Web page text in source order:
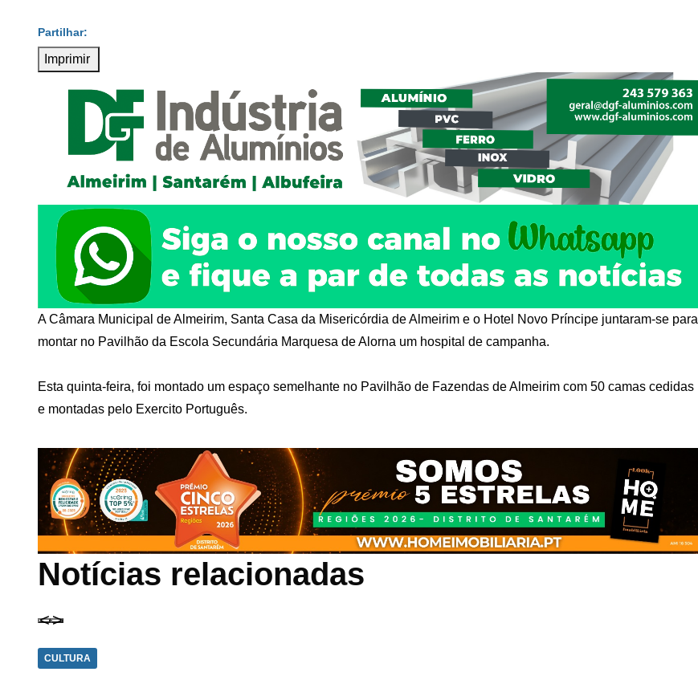
Imprimir
A Câmara Municipal de Almeirim, Santa Casa da Misericórdia de Almeirim e o Hotel Novo Príncipe juntaram-se para
montar no Pavilhão da Escola Secundária Marquesa de Alorna um hospital de campanha.
Esta quinta-feira, foi montado um espaço semelhante no Pavilhão de Fazendas de Almeirim com 50 camas cedidas
e montadas pelo Exercito Português.
Notícias relacionadas
CULTURA